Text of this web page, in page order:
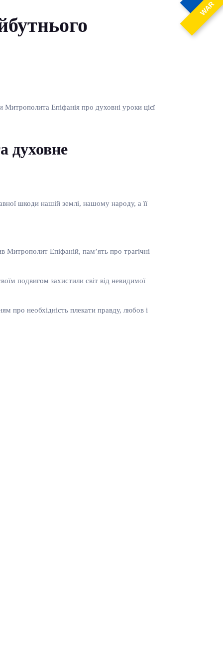
WAR
Митрополита Епіфанія про духовні уроки цієї
духовне
шкоди нашій землі, нашому народу, а її
Митрополит Епіфаній, пам’ять про трагічні
подвигом захистили світ від невидимої
про необхідність плекати правду, любов і